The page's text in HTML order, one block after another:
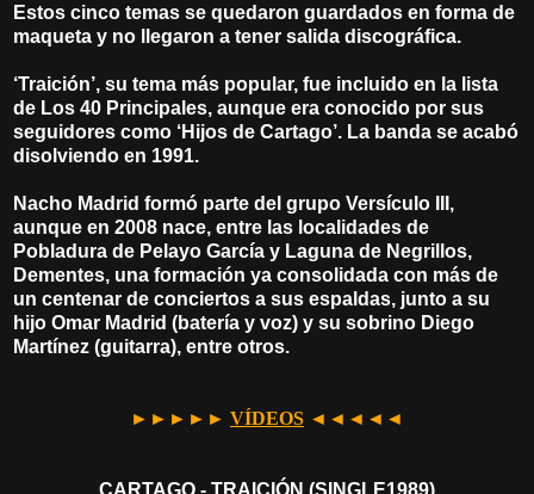
Estos cinco temas se quedaron guardados en forma de
maqueta y no llegaron a tener salida discográfica.
‘Traición’, su tema más popular, fue incluido en la lista
de Los 40 Principales, aunque era conocido por sus
seguidores como ‘Hijos de Cartago’. La banda se acabó
disolviendo en 1991.
Nacho Madrid formó parte del grupo Versículo III,
aunque en 2008 nace, entre las localidades de
Pobladura de Pelayo García y Laguna de Negrillos,
Dementes, una formación ya consolidada con más de
un centenar de conciertos a sus espaldas, junto a su
hijo Omar Madrid (batería y voz) y su sobrino Diego
Martínez (guitarra), entre otros.
►►►►► VÍDEOS ◄◄◄◄◄
CARTAGO - TRAICIÓN (SINGLE1989)